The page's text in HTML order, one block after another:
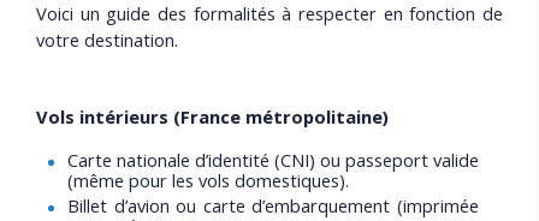
Voici un guide des formalités à respecter en fonction de
votre destination.
Vols intérieurs (France métropolitaine)
Carte nationale d’identité (CNI) ou passeport valide
(même pour les vols domestiques).
Billet d’avion ou carte d’embarquement (imprimée